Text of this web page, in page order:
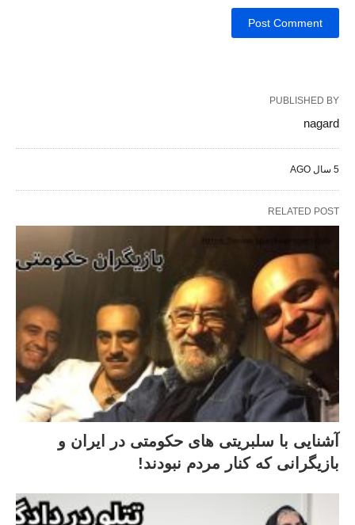
PUBLISHED BY
nagard
5 سال AGO
RELATED POST
آشنایی با سلبریتی های حکومتی در ایران و
بازیگرانی که کنار مردم نبودند!